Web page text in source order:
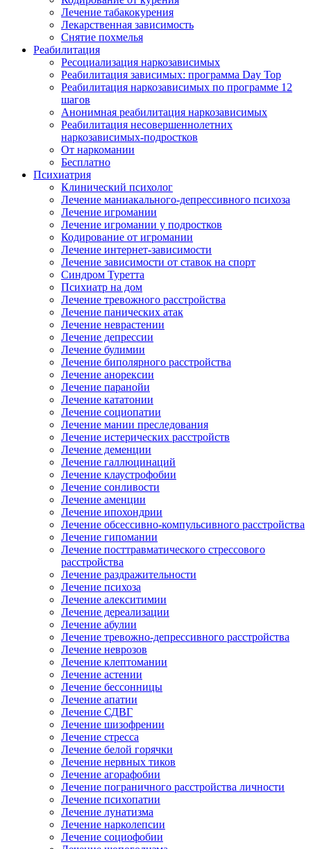
Лечение табакокурения
Лекарственная зависимость
Снятие похмелья
Реабилитация
Ресоциализация наркозависимых
Реабилитация зависимых: программа Day Top
Реабилитация наркозависимых по программе 12
шагов
Анонимная реабилитация наркозависимых
Реабилитация несовершеннолетних
наркозависимых-подростков
От наркомании
Бесплатно
Психиатрия
Клинический психолог
Лечение маниакального-депрессивного психоза
Лечение игромании
Лечение игромании у подростков
Кодирование от игромании
Лечение интернет-зависимости
Лечение зависимости от ставок на спорт
Синдром Туретта
Психиатр на дом
Лечение тревожного расстройства
Лечение панических атак
Лечение неврастении
Лечение депрессии
Лечение булимии
Лечение биполярного расстройства
Лечение анорексии
Лечение паранойи
Лечение кататонии
Лечение социопатии
Лечение мании преследования
Лечение истерических расстройств
Лечение деменции
Лечение галлюцинаций
Лечение клаустрофобии
Лечение сонливости
Лечение аменции
Лечение ипохондрии
Лечение обсессивно-компульсивного расстройства
Лечение гипомании
Лечение посттравматического стрессового
расстройства
Лечение раздражительности
Лечение психоза
Лечение алекситимии
Лечение дереализации
Лечение абулии
Лечение тревожно-депрессивного расстройства
Лечение неврозов
Лечение клептомании
Лечение астении
Лечение бессонницы
Лечение апатии
Лечение СДВГ
Лечение шизофрении
Лечение стресса
Лечение белой горячки
Лечение нервных тиков
Лечение агорафобии
Лечение пограничного расстройства личности
Лечение психопатии
Лечение лунатизма
Лечение нарколепсии
Лечение социофобии